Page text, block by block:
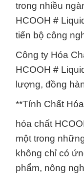
trong nhiều
HCOOH #
tiến bộ công
Công ty Hóa
HCOOH #
lượng, đồng
**Tính Chất
hóa chất
một trong
không chỉ có
phẩm, nông